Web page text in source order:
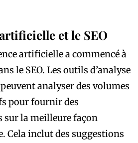
et le SEO
artificielle a commencé à
le SEO. Les outils d’analyse
analyser des volumes
pour fournir des
la meilleure façon
Cela inclut des suggestions